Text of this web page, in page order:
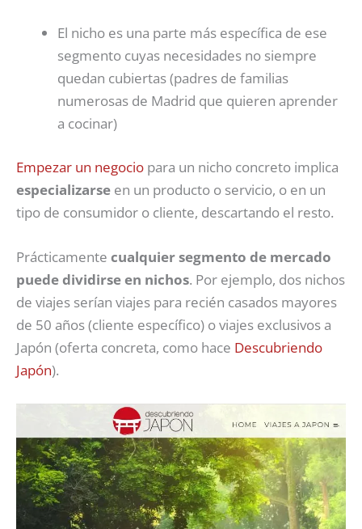
El nicho es una parte más específica de ese
segmento cuyas necesidades no siempre
quedan cubiertas (padres de familias
numerosas de Madrid que quieren aprender
a cocinar)
Empezar un negocio para un nicho concreto implica
especializarse en un producto o servicio, o en un
tipo de consumidor o cliente, descartando el resto.
Prácticamente cualquier segmento de mercado
puede dividirse en nichos. Por ejemplo, dos nichos
de viajes serían viajes para recién casados mayores
de 50 años (cliente específico) o viajes exclusivos a
Japón (oferta concreta, como hace Descubriendo
Japón).